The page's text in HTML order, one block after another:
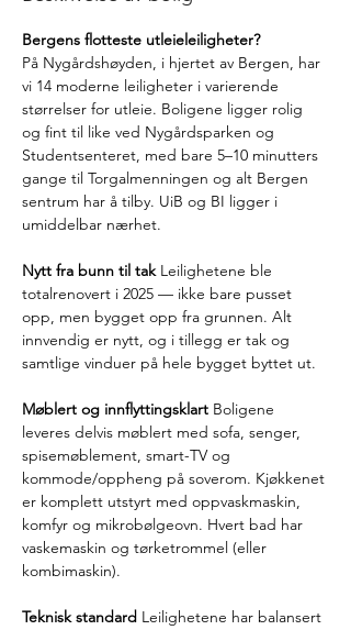
Bergens flotteste utleieleiligheter?
På Nygårdshøyden, i hjertet av Bergen, har
vi 14 moderne leiligheter i varierende
størrelser for utleie. Boligene ligger rolig
og fint til like ved Nygårdsparken og
Studentsenteret, med bare 5–10 minutters
gange til Torgalmenningen og alt Bergen
sentrum har å tilby. UiB og BI ligger i
umiddelbar nærhet.
Nytt fra bunn til tak Leilighetene ble
totalrenovert i 2025 — ikke bare pusset
opp, men bygget opp fra grunnen. Alt
innvendig er nytt, og i tillegg er tak og
samtlige vinduer på hele bygget byttet ut.
Møblert og innflyttingsklart Boligene
leveres delvis møblert med sofa, senger,
spisemøblement, smart-TV og
kommode/oppheng på soverom. Kjøkkenet
er komplett utstyrt med oppvaskmaskin,
komfyr og mikrobølgeovn. Hvert bad har
vaskemaskin og tørketrommel (eller
kombimaskin).
Teknisk standard Leilighetene har balansert